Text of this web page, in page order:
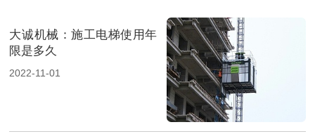
大诚机械：施工电梯使用年
限是多久
2022-11-01